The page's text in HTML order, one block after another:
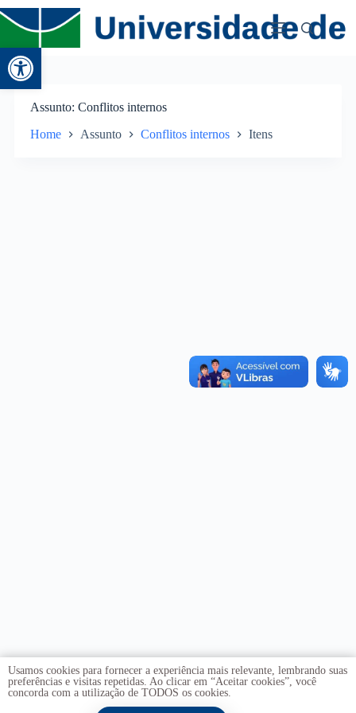
Abrir a barra de ferramentas
Assunto Conflitos internos
Home Assunto Conflitos internos Itens
Usamos cookies para fornecer a experiência mais relevante, lembrando suas
preferências e visitas repetidas. Ao clicar em “Aceitar cookies”, você
concorda com a utilização de TODOS os cookies.